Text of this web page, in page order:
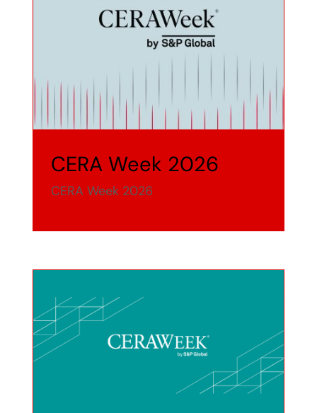
Precio del Gas LP
Diplomado en Gas LP
CERA Week 2026
CERA Week 2026